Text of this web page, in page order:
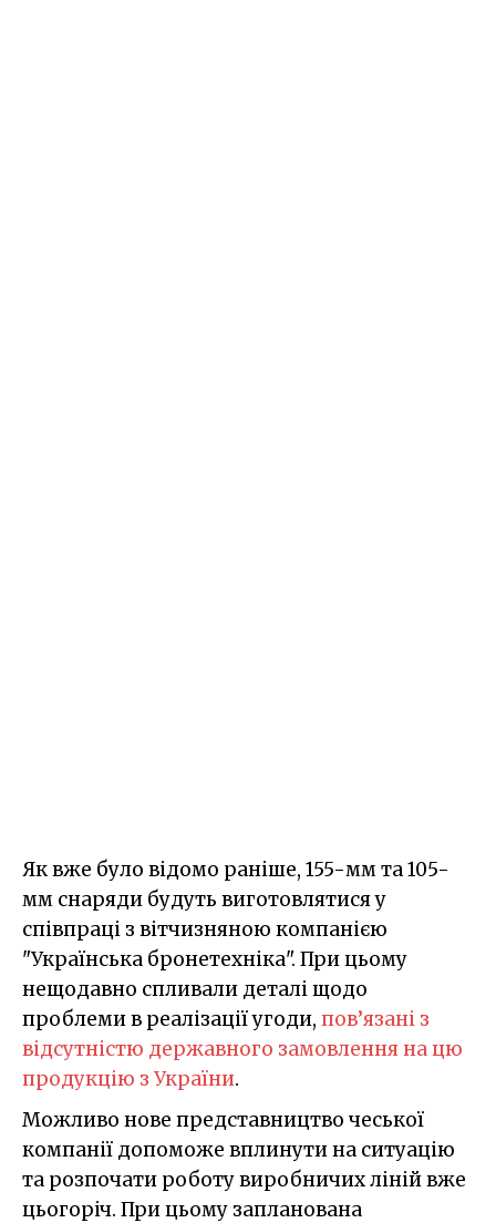
Як вже було відомо раніше, 155-мм та 105-
мм снаряди будуть виготовлятися у
співпраці з вітчизняною компанією
"Українська бронетехніка". При цьому
нещодавно спливали деталі щодо
проблеми в реалізації угоди, пов’язані з
відсутністю державного замовлення на цю
продукцію з України.
Можливо нове представництво чеської
компанії допоможе вплинути на ситуацію
та розпочати роботу виробничих ліній вже
цьогоріч. При цьому запланована